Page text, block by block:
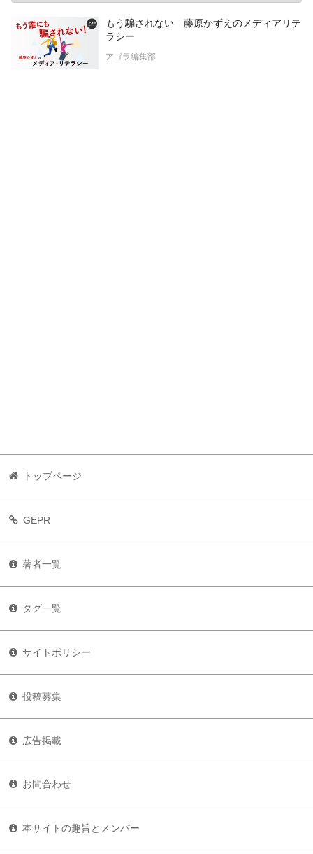
もう騙されない 藤原かずえのメディアリテ
ラシー
アゴラ編集部
トップページ
GEPR
著者一覧
タグ一覧
サイトポリシー
投稿募集
広告掲載
お問合わせ
本サイトの趣旨とメンバー